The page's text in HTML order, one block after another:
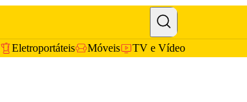
Eletroportáteis Móveis TV e Vídeo